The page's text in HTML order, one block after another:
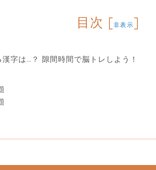
目次 [非表示]
字は…？ 隙間時間で脳トレしよう！